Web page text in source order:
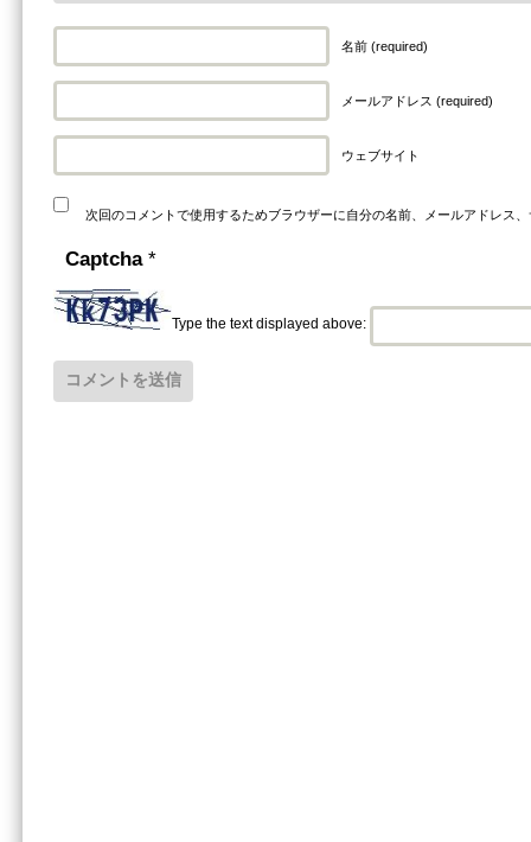
名前 (required)
メールアドレス (required)
ウェブサイト
次回のコメントで使用するためブラウザーに自分の名前、メールアドレス
Captcha *
Type the text displayed above: